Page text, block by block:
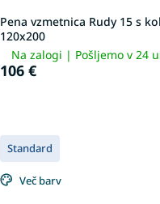
Pena vzmetnica Rudy 15 s
120x200
Na zalogi | Pošljemo v 24
106 €
Standard
Več barv